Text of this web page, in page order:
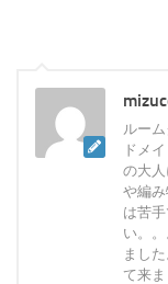
ルー
ドメ
の大
や編
は苦
い。
まし
て来